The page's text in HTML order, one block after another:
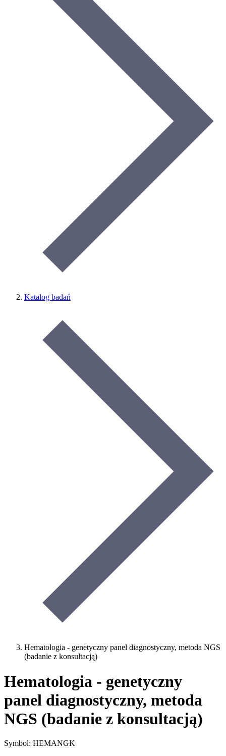
Katalog badań
Hematologia - genetyczny panel diagnostyczny, metoda NGS
(badanie z konsultacją)
Hematologia - genetyczny
panel diagnostyczny, metoda
NGS (badanie z konsultacją)
Symbol: HEMANGK